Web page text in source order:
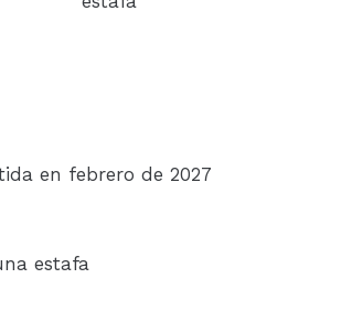
en febrero de 2027
estafa